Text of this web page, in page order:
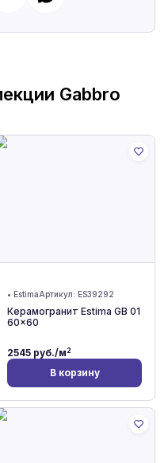
Gabbro
• EstimaАртикул: ES39292
Керамогранит Estima GB 01
60x60
2545 руб./м2
В корзину